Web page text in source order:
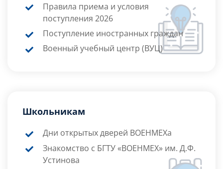
Правила приема и условия
поступления 2026
Поступление иностранных граждан
Военный учебный центр (ВУЦ)
Школьникам
Дни открытых дверей ВОЕНМЕХа
Знакомство с БГТУ «ВОЕНМЕХ» им. Д.Ф.
Устинова